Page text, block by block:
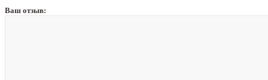
Ваш отзыв: